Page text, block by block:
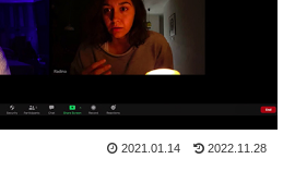
2021.01.14 2022.11.28